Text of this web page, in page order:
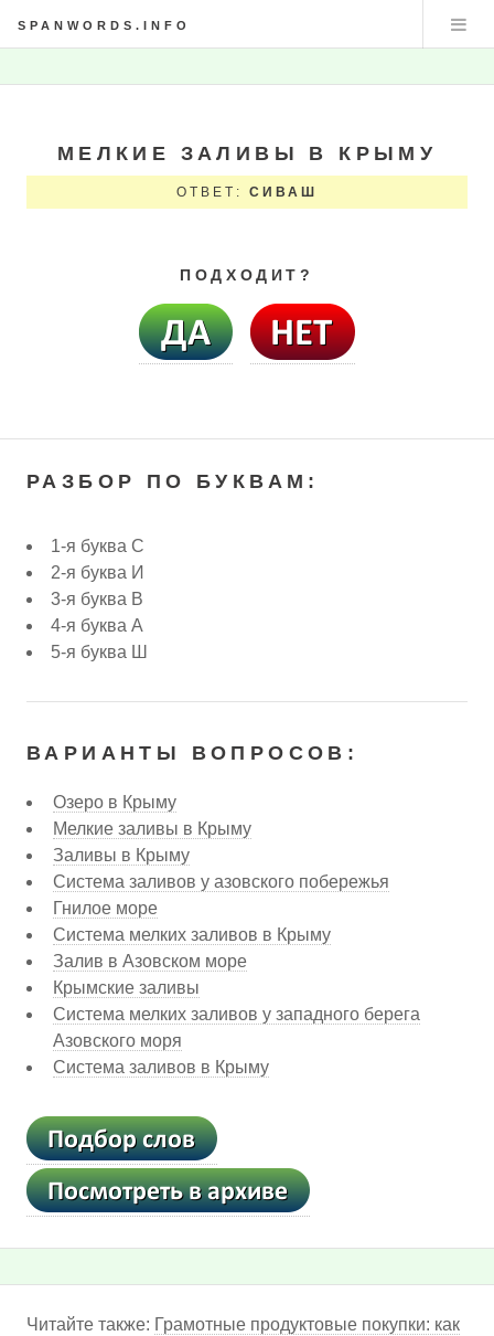
SPANWORDS.INFO
МЕЛКИЕ ЗАЛИВЫ В КРЫМУ
ОТВЕТ:СИВАШ
ПОДХОДИТ?
РАЗБОР ПО БУКВАМ:
1-я буква С
2-я буква И
3-я буква В
4-я буква А
5-я буква Ш
ВАРИАНТЫ ВОПРОСОВ:
Озеро в Крыму
Мелкие заливы в Крыму
Заливы в Крыму
Система заливов у азовского побережья
Гнилое море
Система мелких заливов в Крыму
Залив в Азовском море
Крымские заливы
Система мелких заливов у западного берега
Азовского моря
Система заливов в Крыму
Читайте также: Грамотные продуктовые покупки: как